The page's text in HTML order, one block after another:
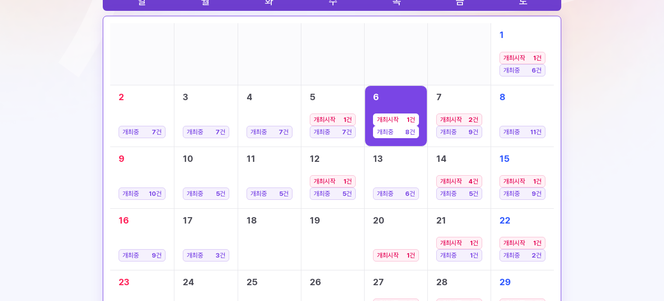
1
개최시작 1건
개최중
6건
2
개최중 7건
3
개최중 7건
4
개최중 7건
5
개최시작 1건
개최중
7건
6
개최시작 1건
개최중
8건
7
개최시작 2건
개최중
9건
8
개최중 11건
9
개최중 10건
10
개최중 5건
11
개최중 5건
12
개최시작 1건
개최중
5건
13
개최중 6건
14
개최시작 4건
개최중
5건
15
개최시작 1건
개최중
9건
16
개최중 9건
17
개최중 3건
18 19 20
개최시작 1건
21
개최시작 1건
개최중
1건
22
개최시작 1건
개최중
2건
23 24 25 26 27 28 29